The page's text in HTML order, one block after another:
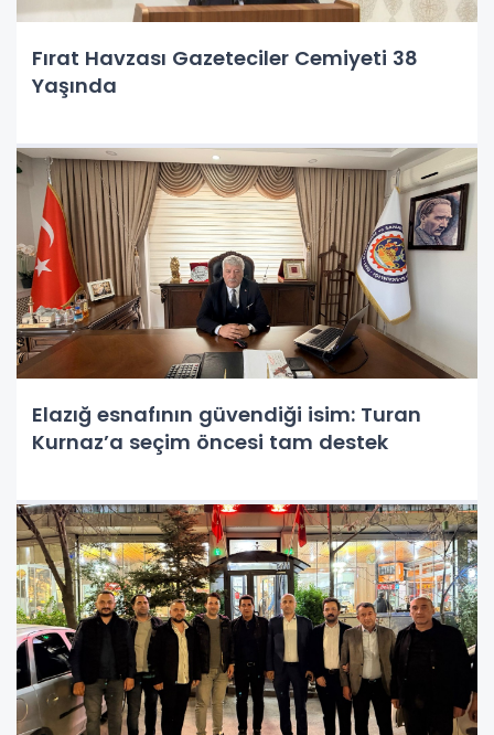
Fırat Havzası Gazeteciler Cemiyeti 38
Yaşında
Elazığ esnafının güvendiği isim: Turan
Kurnaz’a seçim öncesi tam destek